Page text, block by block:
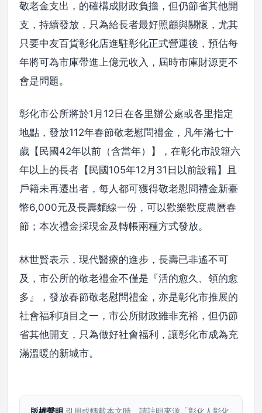
敬老金支出，的確構成財政負擔，但仍節省其他開
支，持續發放，只為給長者最好照顧與關懷，尤其
只要中友百貨彰化店進駐彰化正式營運後，預估每
年將可為市庫帶進上億元收入，屆時市庫財源更不
會是問題。
彰化市公所將於1月12日在各里辦公處或各里指定
地點，發放112年春節敬老慰問禮金，凡年滿七十
歲【民國42年以前（含當年）】，在彰化市設籍六
年以上的長者【民國105年12月31日以前設籍】且
戶籍未再遷出者，每人都可獲得敬老慰問禮金新臺
幣6,000元及長壽麵線一份，可以歡樂歡度農曆春
節；本次禮金採現金及轉帳兩種方式發放。
林世賢表示，現代醫療的進步，長壽已非遙不可
及，市公所的敬老禮金不僅是『活的愈久、領的愈
多』，發放春節敬老慰問禮金，亦是彰化市推展的
社會福利項目之一，市公所財政雖非充裕，但仍節
省其他開支，只為做好社會福利，讓彰化市成為充
滿溫暖的新城市。
版權聲明 引用或轉載本文時，請註明來源「彰化人彰化